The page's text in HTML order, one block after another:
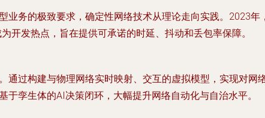
业务的极致要求，确定性网络技术从理论走向实践。2023
开发热点，旨在提供可承诺的时延、抖动和丢包率保障。
通过构建与物理网络实时映射、交互的虚拟模型，实现对
孪生体的AI决策闭环，大幅提升网络自动化与自治水平。